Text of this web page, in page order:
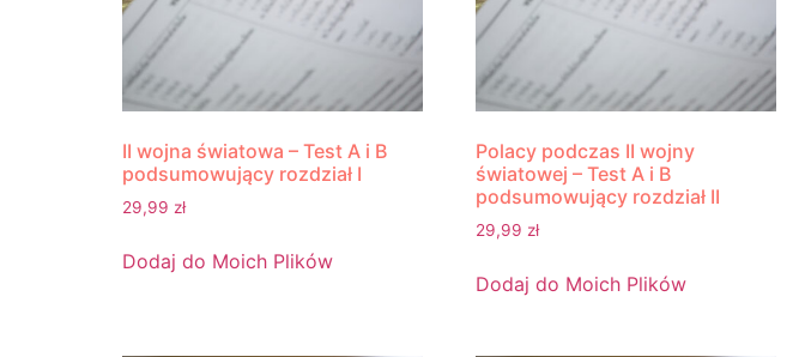
II wojna światowa – Test A i B
podsumowujący rozdział I
29,99 zł
Dodaj do Moich Plików
Polacy podczas II wojny
światowej – Test A i B
podsumowujący rozdział II
29,99 zł
Dodaj do Moich Plików